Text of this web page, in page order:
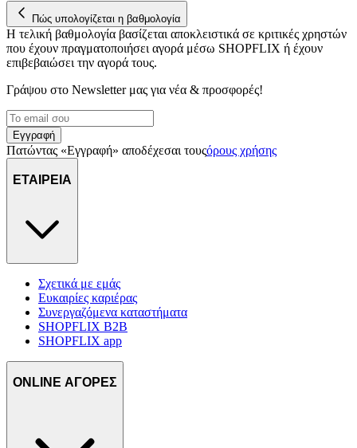
Πώς υπολογίζεται η βαθμολογία
Η τελική βαθμολογία βασίζεται αποκλειστικά σε κριτικές χρηστών
που έχουν πραγματοποιήσει αγορά μέσω SHOPFLIX ή έχουν
επιβεβαιώσει την αγορά τους.
Γράψου στο Νewsletter μας για νέα & προσφορές!
Εγγραφή
Πατώντας «Εγγραφή» αποδέχεσαι τουςόρους χρήσης
ΕΤΑΙΡΕΙΑ
Σχετικά με εμάς
Ευκαιρίες καριέρας
Συνεργαζόμενα καταστήματα
SHOPFLIX B2B
SHOPFLIX app
ONLINE ΑΓΟΡΕΣ